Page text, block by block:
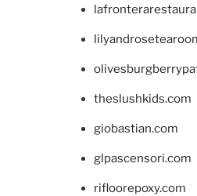
theslushkids.com
giobastian.com
glpascensori.com
rifloorepoxy.com